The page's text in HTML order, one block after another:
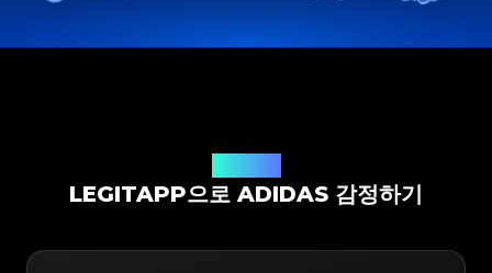
LEGITAPP으로 ADIDAS 감정하기